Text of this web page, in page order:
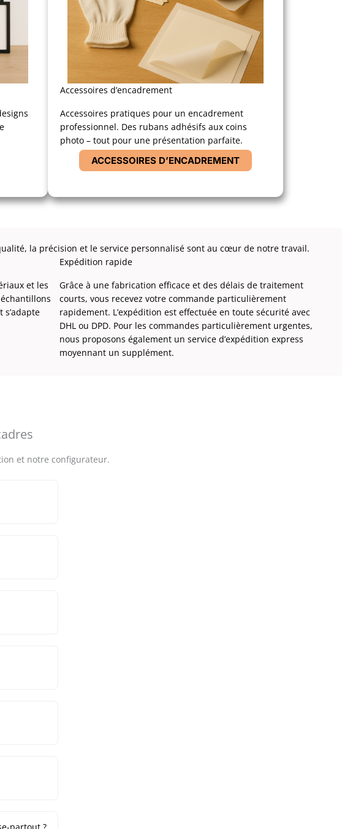
Accessoires d’encadrement
Accessoires pratiques pour un encadrement
professionnel. Des rubans adhésifs aux coins
photo – tout pour une présentation parfaite.
ACCESSOIRES D’ENCADREMENT
la précision et le service personnalisé sont au cœur de notre travail.
et les
Expédition rapide
Grâce à une fabrication efficace et des délais de traitement
courts, vous recevez votre commande particulièrement
rapidement. L’expédition est effectuée en toute sécurité avec
DHL ou DPD. Pour les commandes particulièrement urgentes,
nous proposons également un service d’expédition express
moyennant un supplément.
et notre configurateur.